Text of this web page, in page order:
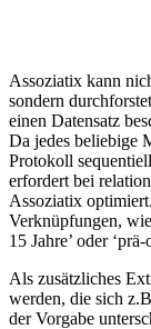
Assoziatix kann
sondern
einen Datensatz
Da jedes beliebige
Protokoll
erfordert bei
Assoziatix
Verknüpfungen,
15 Jahre’ oder
Als zusätzliches
werden, die sich
der Vorgabe